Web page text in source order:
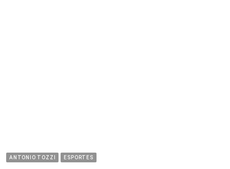
ANTONIO TOZZI ESPORTES